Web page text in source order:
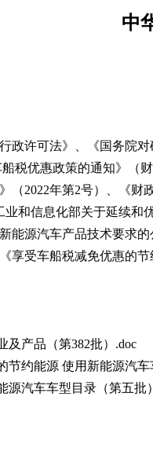
中
政许可法》、《国务院
税优惠政策的通知》（
（2022年第2号）、《财
和信息化部关于延续和
能源汽车产品技术要求
享受车船税减免优惠的
及产品（第382批）.doc
节约能源 使用新能源汽
源汽车车型目录（第五批